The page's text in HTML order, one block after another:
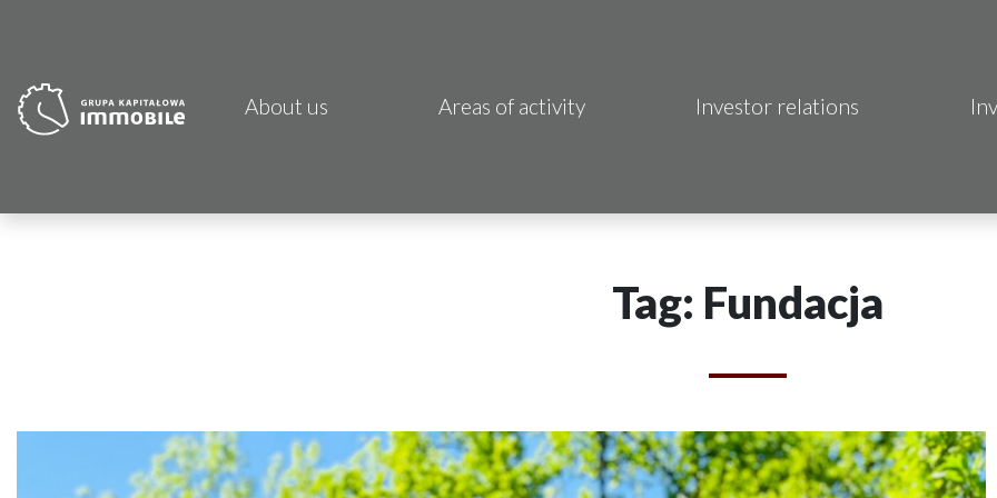
About us Areas of activity
CDI KB Sp. z o.o.
Investor relations
Tag: Fundacja